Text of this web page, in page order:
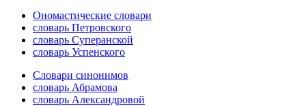
Ономастические словари
словарь Петровского
словарь Суперанской
словарь Успенского
Словари синонимов
словарь Абрамова
словарь Александровой